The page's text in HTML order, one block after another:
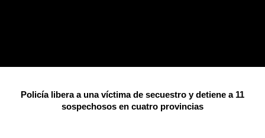
Policía libera a una víctima de secuestro y detiene a 11
sospechosos en cuatro provincias